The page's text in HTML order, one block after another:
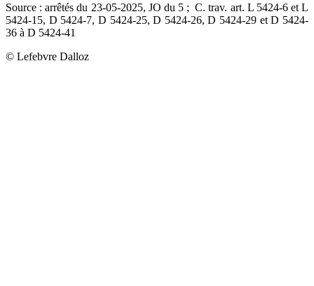
Source : arrêtés du 23-05-2025, JO du 5 ; C. trav. art. L 5424-6 et L
5424-15, D 5424-7, D 5424-25, D 5424-26, D 5424-29 et D 5424-
36 à D 5424-41
© Lefebvre Dalloz